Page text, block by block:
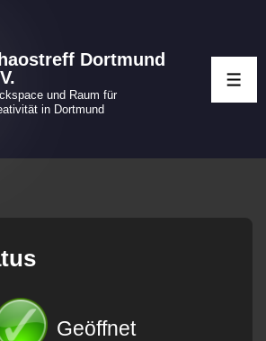
Dortmund
und Raum für
in Dortmund
Geöffnet